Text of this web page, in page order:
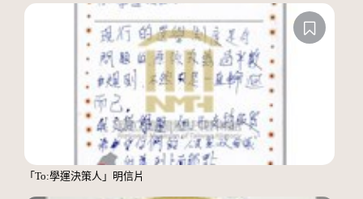
「To:學運決策人」明信片